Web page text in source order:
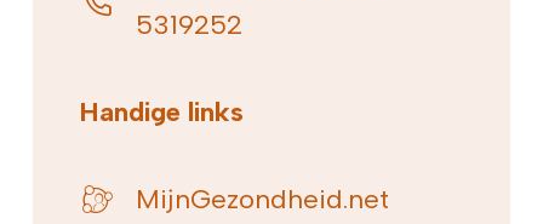
5319252
Handige links
MijnGezondheid.net